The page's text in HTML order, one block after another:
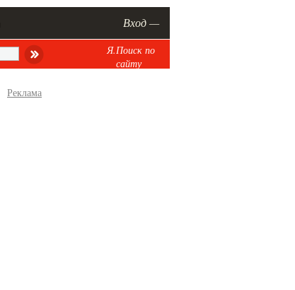
Вход —
Я.Поиск по
сайту
Реклама